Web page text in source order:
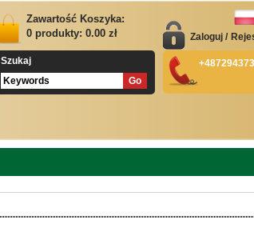
Zawartość Koszyka:
0 produkty: 0.00 zł
Szukaj
Zaloguj /